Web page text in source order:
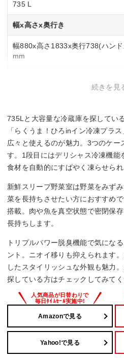
735 L
幅x高さx奥行き
幅880x高さ1833x奥行738(ハン
mm
スマホ連携
◯
チルド室
野菜の鮮度保持
新鮮スリープ野菜室
続きを見
735Lと大容量な冷蔵庫を探してい
「らくうま！ひろinイン冷凍プラ
広々と使えるのが魅力。3つのケー
す。1段目にはデリシャス冷凍機能
食材を自動的にすばやく凍らせられ
新鮮スリープ野菜室は野菜をみず
菜を長持ちさせたい方におすすめ
搭載。肉や魚を真空状態で密閉保
長持ちします。
トリプルパワー脱臭機能で気にな
ント。ニオイ移りも抑えられます
したスタイリッシュな外観も魅力
探している方はチェックしてみてく
Amazonで見る
Yahoo!で見る